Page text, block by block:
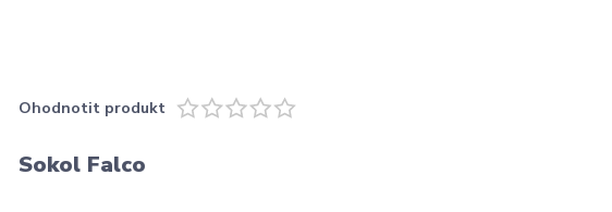
Ohodnotit produkt
Sokol Falco